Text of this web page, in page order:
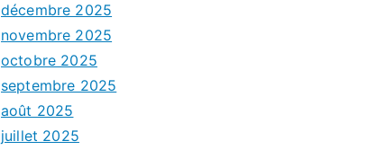
décembre 2025
novembre 2025
octobre 2025
septembre 2025
août 2025
juillet 2025